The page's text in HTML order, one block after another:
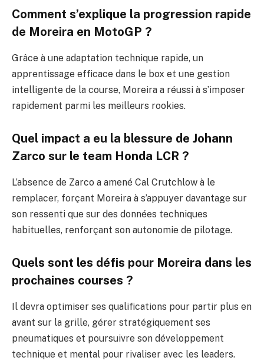
Comment s’explique la progression rapide
de Moreira en MotoGP ?
Grâce à une adaptation technique rapide, un
apprentissage efficace dans le box et une gestion
intelligente de la course, Moreira a réussi à s’imposer
rapidement parmi les meilleurs rookies.
Quel impact a eu la blessure de Johann
Zarco sur le team Honda LCR ?
L’absence de Zarco a amené Cal Crutchlow à le
remplacer, forçant Moreira à s’appuyer davantage sur
son ressenti que sur des données techniques
habituelles, renforçant son autonomie de pilotage.
Quels sont les défis pour Moreira dans les
prochaines courses ?
Il devra optimiser ses qualifications pour partir plus en
avant sur la grille, gérer stratégiquement ses
pneumatiques et poursuivre son développement
technique et mental pour rivaliser avec les leaders.